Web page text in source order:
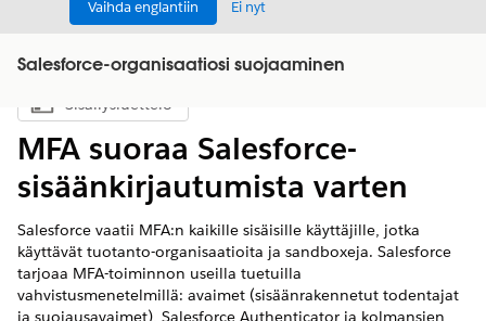
Vaihda englantiin
Ei nyt
Salesforce-organisaatiosi suojaaminen
Näytä sisällysluettelo
Sisällysluettelo
MFA suoraa Salesforce-
sisäänkirjautumista varten
Salesforce vaatii MFA:n kaikille sisäisille käyttäjille, jotka
käyttävät tuotanto-organisaatioita ja sandboxeja. Salesforce
tarjoaa MFA-toiminnon useilla tuetuilla
vahvistusmenetelmillä: avaimet (sisäänrakennetut todentajat
ja suojausavaimet), Salesforce Authenticator ja kolmansien